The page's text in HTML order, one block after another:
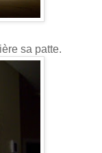
sa patte.